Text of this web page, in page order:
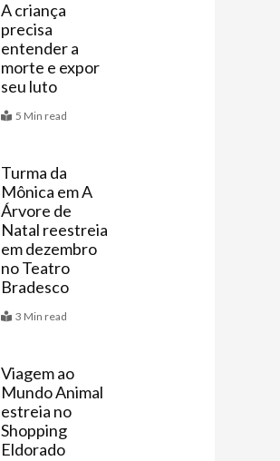
A criança
precisa
entender a
morte e expor
seu luto
5 Min read
Turma da
Mônica em A
Árvore de
Natal reestreia
em dezembro
no Teatro
Bradesco
3 Min read
Viagem ao
Mundo Animal
estreia no
Shopping
Eldorado